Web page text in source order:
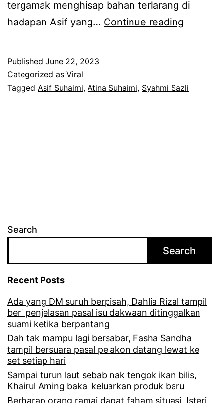
tergamak menghisap bahan terlarang di
hadapan Asif yang… Continue reading
a
a
b
,
e
r
k
e
Published June 22, 2023
Categorized as Viral
Tagged Asif Suhaimi, Atina Suhaimi, Syahmi Sazli
Search
Search
Recent Posts
Ada yang DM suruh berpisah, Dahlia Rizal tampil
beri penjelasan pasal isu dakwaan ditinggalkan
suami ketika berpantang
Dah tak mampu lagi bersabar, Fasha Sandha
tampil bersuara pasal pelakon datang lewat ke
set setiap hari
Sampai turun laut sebab nak tengok ikan bilis,
Khairul Aming bakal keluarkan produk baru
Berharap orang ramai dapat faham situasi, Isteri